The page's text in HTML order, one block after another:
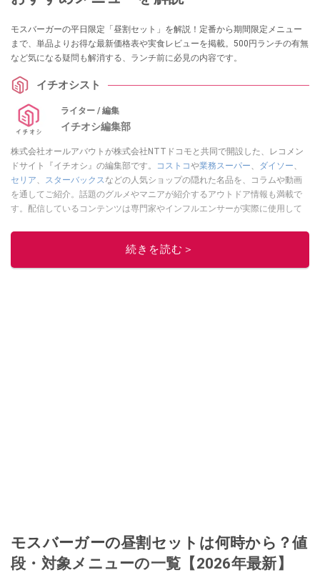
モスバーガーの平日限定「昼割セット」を解説！定番から期間限定メニュー
まで、単品よりお得な最新価格表や実食レビューを掲載。500円ランチの有無
など気になる疑問も解消する、ランチ前に必見の内容です。
イチオシスト
ライター / 編集
イチオシ編集部
株式会社オールアバウトが株式会社NTTドコモと共同で開設した、レコメン
ドサイト『イチオシ』の編集部です。
コストコや業務スーパー、 ダイソー、
セリア、 スターバックスなどの人気ショップの隠れた名品を、コラムや動画
を通してご紹介。話題のグルメやマニアが紹介するアウトドア情報も満載で
す。配信しているコンテンツは専門家やインフルエンサーが実際に使用して
ニュースでフォロー
続きを読む＞
モスバーガーの昼割セットは何時から？値
段・対象メニューの一覧【2026年最新】